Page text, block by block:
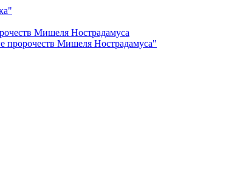
пророчеств Мишеля Нострадамуса"